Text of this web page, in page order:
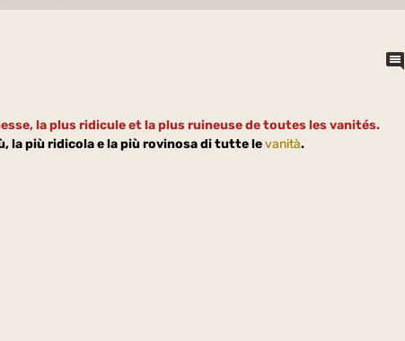
la plus ridicule et la plus ruineuse de toutes les vanités.
la più ridicola e la più rovinosa di tutte levanità.